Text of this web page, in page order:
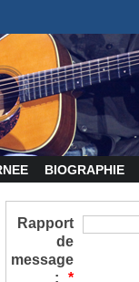
BIOGRAPHIE
Rapport
de
message
:
*